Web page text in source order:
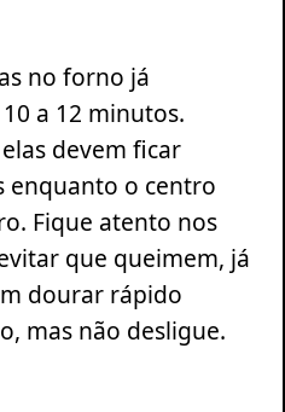
no forno já
a 12 minutos.
devem ficar
enquanto o centro
Fique atento nos
que queimem, já
dourar rápido
mas não desligue.